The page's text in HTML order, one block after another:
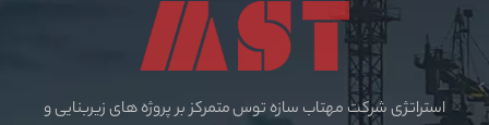
استراتژی شرکت مهتاب سازه توس متمرکز بر پروژه های زیربنایی و